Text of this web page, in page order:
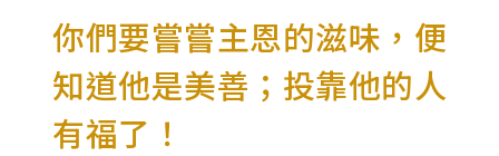
你們要嘗嘗主恩的滋味，便
知道他是美善；投靠他的人
有福了！